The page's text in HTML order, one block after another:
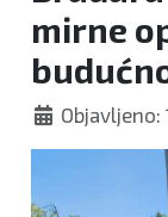
Kultura
Crna
kronika
Politika
mirne
Objavljeno: